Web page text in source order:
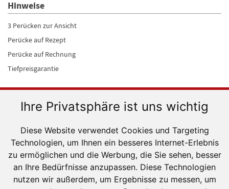
Ihre Privatsphäre ist uns wichtig
Diese Website verwendet Cookies und Targeting
Technologien, um Ihnen ein besseres Internet-Erlebnis
zu ermöglichen und die Werbung, die Sie sehen, besser
an Ihre Bedürfnisse anzupassen. Diese Technologien
nutzen wir außerdem, um Ergebnisse zu messen, um
Hinweise
3 Perücken zur Ansicht
Perücke auf Rezept
Perücke auf Rechnung
Tiefpreisgarantie
Versanddienstleister
Sicher einkaufen